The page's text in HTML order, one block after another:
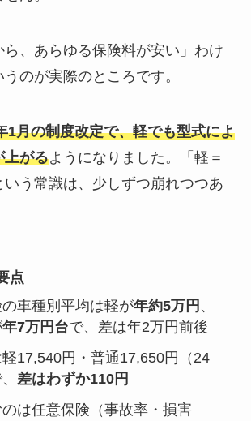
、あらゆる保険料が安い」わけ
のが実際のところです。
1月の制度改定で、軽でも型式によ
上がるようになりました。「軽＝
う常識は、少しずつ崩れつつあ
点
車種別平均は軽が年約5万円 、
年7万円台で、差は年2万円前後
17,540円・普通17,650円（24
差はわずか110円
は任意保険（事故率・損害